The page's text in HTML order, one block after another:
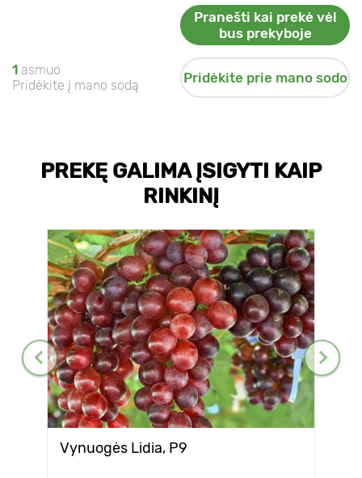
Pranešti kai prekė vėl
bus prekyboje
1 asmuo
Pridėkite į mano sodą
Pridėkite prie mano sodo
PREKĘ GALIMA ĮSIGYTI KAIP
RINKINĮ
Vynuogės Lidia, Р9